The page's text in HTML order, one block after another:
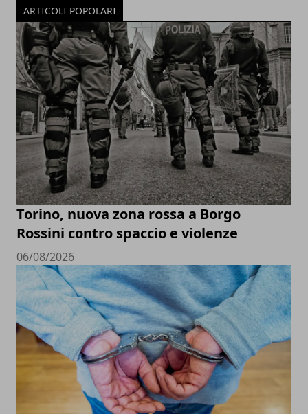
ARTICOLI POPOLARI
Torino, nuova zona rossa a Borgo
Rossini contro spaccio e violenze
06/08/2026